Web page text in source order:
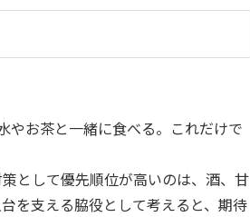
やお茶と一緒に食べる。これだけで
として優先順位が高いのは、酒、甘
を支える脇役として考えると、期待